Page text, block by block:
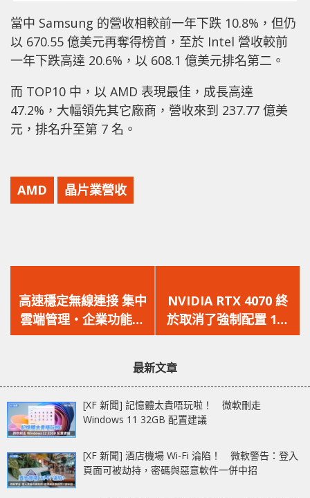
當中 Samsung 的營收相較前一年下跌 10.8%，但仍
以 670.55 億美元再奪得榜首，至於 Intel 營收較前
一年下跌高達 20.6%，以 608.1 億美元排名第二。
而 TOP10 中，以 AMD 表現最佳，成長高達
47.2%，大幅領先其它廠商，營收來到 237.77 億美
元，排名升至第 7 名。
AMD 晶片業營收
一
篇
文
高速穩定無線連接 集中
雲端管理‧企業功能‧
快速部署‧多種分析
一
篇
文
NVIDIA RTX 4070 終
於取消了強制配置 16-
pin 供電接口
最新文章
[XF 新聞] 記憶體太貴唔玩啦！ 微軟刪走
Windows 11 32GB 配置建議
[XF 新聞] 酒店機場 Wi-Fi 淪陷！ 微軟警告：登入
頁面可被劫持，密碼與惡意軟件一併中招